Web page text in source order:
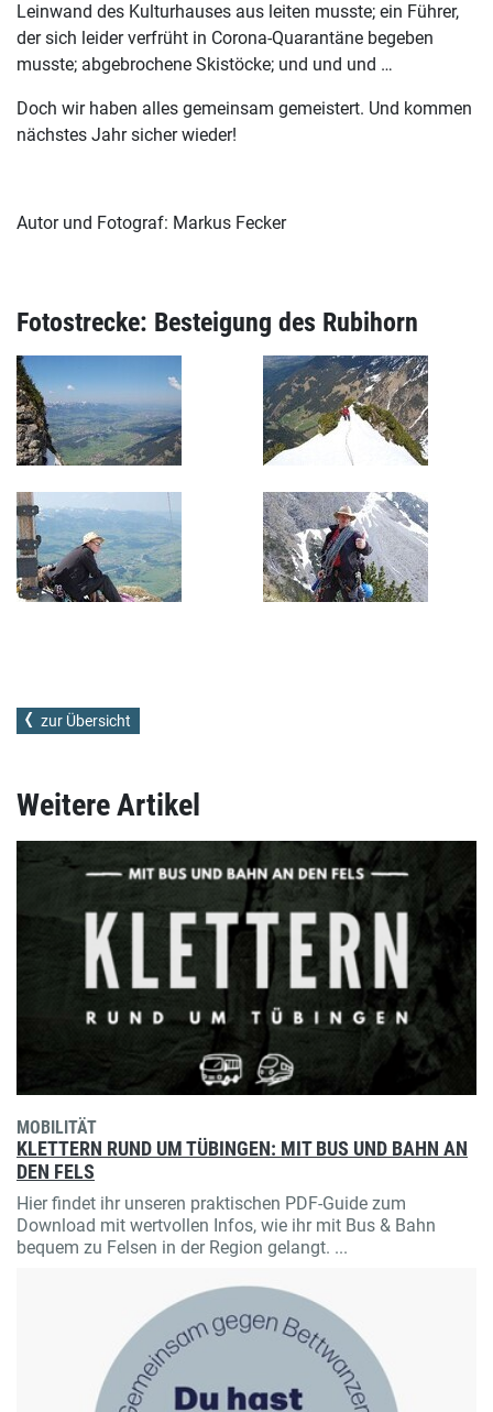
Leinwand des Kulturhauses aus leiten musste; ein Führer,
der sich leider verfrüht in Corona-Quarantäne begeben
musste; abgebrochene Skistöcke; und und und …
Doch wir haben alles gemeinsam gemeistert. Und kommen
nächstes Jahr sicher wieder!
Autor und Fotograf: Markus Fecker
Fotostrecke: Besteigung des Rubihorn
zur Übersicht
Weitere Artikel
MOBILITÄT
KLETTERN RUND UM TÜBINGEN: MIT BUS UND BAHN AN
DEN FELS
Hier findet ihr unseren praktischen PDF-Guide zum
Download mit wertvollen Infos, wie ihr mit Bus & Bahn
bequem zu Felsen in der Region gelangt. ...